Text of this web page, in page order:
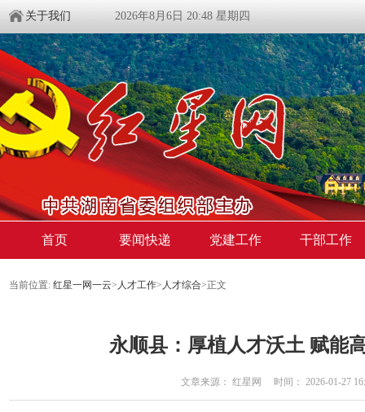
关于我们 2026年8月6日 20:48 星期四
首页 要闻快递 党建工作 干部工作
当前位置: 红星一网一云> 人才工作> 人才综合>正文
永顺县：厚植人才沃土 赋能
文章来源： 红星网 时间： 2026-01-27